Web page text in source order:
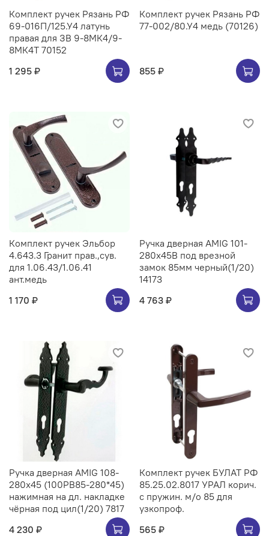
Комплект ручек Рязань РФ
69-016П/125.У4 латунь
правая для ЗВ 9-8МК4/9-
8МК4Т 70152
1 295 ₽
Комплект ручек Рязань РФ
77-002/80.У4 медь (70126)
855 ₽
Комплект ручек Эльбор
4.643.3 Гранит прав.,сув.
для 1.06.43/1.06.41
ант.медь
1 170 ₽
Ручка дверная AMIG 101-
280х45B под врезной
замок 85мм черный(1/20)
14173
4 763 ₽
Ручка дверная AMIG 108-
280х45 (100РВ85-280*45)
нажимная на дл. накладке
чёрная под цил(1/20) 7817
4 230 ₽
Комплект ручек БУЛАТ РФ
85.25.02.8017 УРАЛ корич.
с пружин. м/о 85 для
узкопроф.
565 ₽